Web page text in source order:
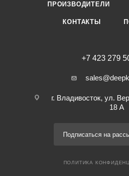
ПРОИЗВОДИТЕЛИ
КОНТАКТЫ
+7 423 279
г. Владивосток, ул.
18 А
Подписаться на
ПОЛИТИКА